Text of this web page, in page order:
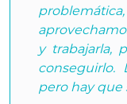
y trabajarla,
conseguirlo.
pero hay que